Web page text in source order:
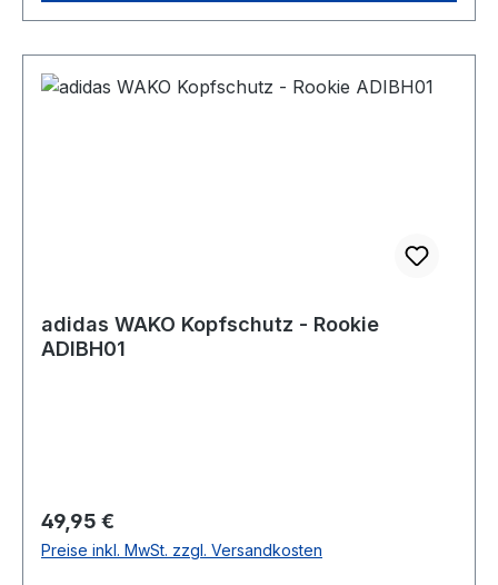
adidas WAKO Kopfschutz - Rookie
ADIBH01
Regulärer Preis:
49,95 €
Preise inkl. MwSt. zzgl. Versandkosten